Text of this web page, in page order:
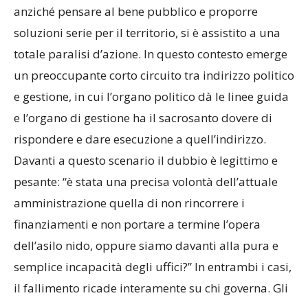
anziché pensare al bene pubblico e proporre
soluzioni serie per il territorio, si è assistito a una
totale paralisi d’azione. In questo contesto emerge
un preoccupante corto circuito tra indirizzo politico
e gestione, in cui l’organo politico dà le linee guida
e l’organo di gestione ha il sacrosanto dovere di
rispondere e dare esecuzione a quell’indirizzo.
Davanti a questo scenario il dubbio è legittimo e
pesante: “è stata una precisa volontà dell’attuale
amministrazione quella di non rincorrere i
finanziamenti e non portare a termine l’opera
dell’asilo nido, oppure siamo davanti alla pura e
semplice incapacità degli uffici?” In entrambi i casi,
il fallimento ricade interamente su chi governa. Gli